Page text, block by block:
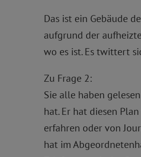
Das ist ein Gebäude
aufgrund der
wo es ist. Es twittert
Zu Frage 2:
Sie alle haben
hat. Er hat diesen
erfahren oder von
hat im